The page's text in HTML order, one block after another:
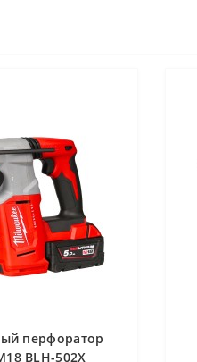
перфоратор
BLH-502X